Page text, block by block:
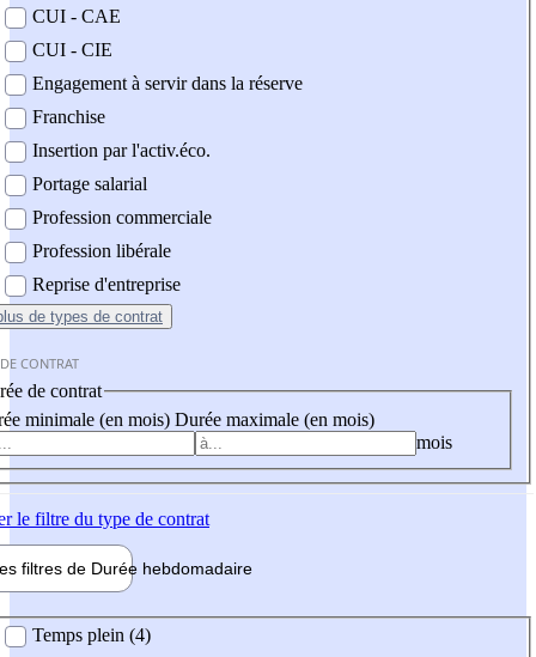
CUI - CAE
CUI - CIE
Engagement à servir dans la réserve
Franchise
Insertion par l'activ.éco.
Portage salarial
Profession commerciale
Profession libérale
Reprise d'entreprise
de types de contrat
CONTRAT
de contrat
minimale (en mois) Durée maximale (en mois)
mois
le filtre du type de contrat
filtres de Durée hebdomadaire
Temps plein (4)